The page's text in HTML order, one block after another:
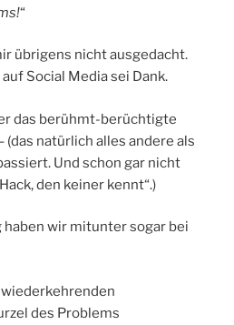
“
übrigens nicht ausgedacht.
Social Media sei Dank.
das berühmt-berüchtigte
(das natürlich alles andere als
Und schon gar nicht
den keiner kennt“.)
wir mitunter sogar bei
des Problems